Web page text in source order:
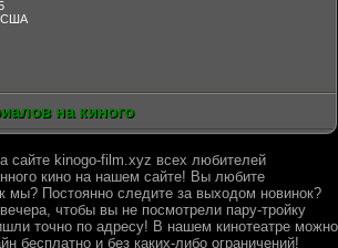
США
на киного
сайте kinogo-film.xyz всех любителей
кино на нашем сайте! Вы любите
мы? Постоянно следите за выходом новинок?
чтобы вы не посмотрели пару-тройку
точно по адресу! В нашем кинотеатре можно
бесплатно и без каких-либо ограничений!